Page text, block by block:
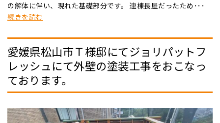
の解体に伴い、現れた基礎部分です。 連棟長屋だったため･･･
続きを読む
愛媛県松山市Ｔ様邸にてジョリパットフ
レッシュにて外壁の塗装工事をおこなっ
ております。